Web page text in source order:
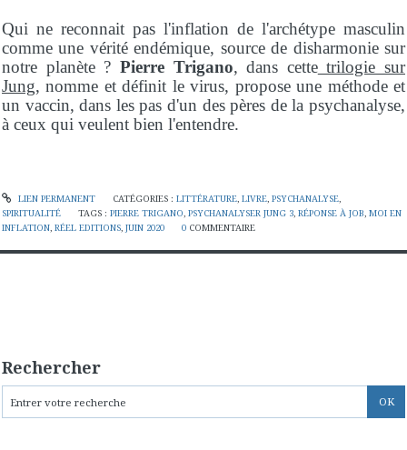
Qui ne reconnait pas l'inflation de l'archétype masculin
comme une vérité endémique, source de disharmonie sur
notre planète ? Pierre Trigano, dans cettetrilogie sur
Jung, nomme et définit le virus, propose une méthode et
un vaccin, dans les pas d'un des pères de la psychanalyse,
à ceux qui veulent bien l'entendre.
LIEN PERMANENT CATÉGORIES : LITTÉRATURE, LIVRE, PSYCHANALYSE,
SPIRITUALITÉ
TAGS :PIERRE TRIGANO,PSYCHANALYSER JUNG 3,RÉPONSE À JOB,MOI EN
INFLATION, RÉEL EDITIONS, JUIN 2020 0 COMMENTAIRE
Rechercher